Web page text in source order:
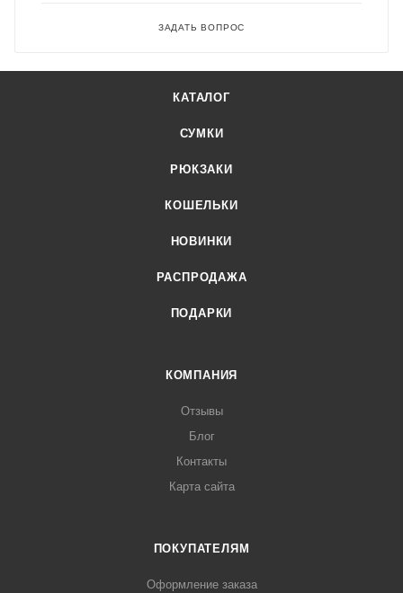
ЗАДАТЬ ВОПРОС
КАТАЛОГ
СУМКИ
РЮКЗАКИ
КОШЕЛЬКИ
НОВИНКИ
РАСПРОДАЖА
ПОДАРКИ
КОМПАНИЯ
Отзывы
Блог
Контакты
Карта сайта
ПОКУПАТЕЛЯМ
Оформление заказа